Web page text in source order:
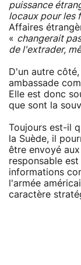
puissance
locaux pour les
Affaires
« changerait
de l'extrader,
D'un autre
ambassade
Elle est donc
que sont la
Toujours est-il
la Suède, il
être envoyé
responsable
informations
l'armée
caractère